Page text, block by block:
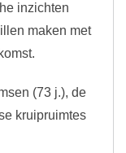
inzichten
maken met
(73 j.), de
kruipruimtes